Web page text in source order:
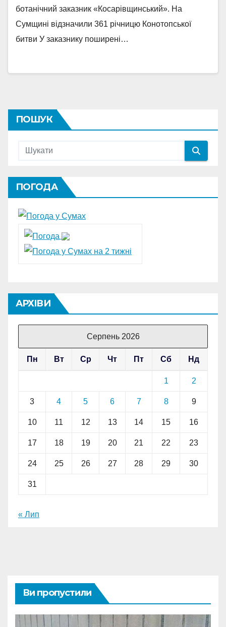
ботанічний заказник «Косарівщинський». На
Сумщині відзначили 361 річницю Конотопської
битви У заказнику поширені…
ПОШУК
ПОГОДА
АРХІВИ
Серпень 2026
Пн Вт Ср Чт Пт Сб Нд
1 2
3 4 5 6 7 8 9
10 11 12 13 14 15 16
17 18 19 20 21 22 23
24 25 26 27 28 29 30
31
« Лип
Ви пропустили